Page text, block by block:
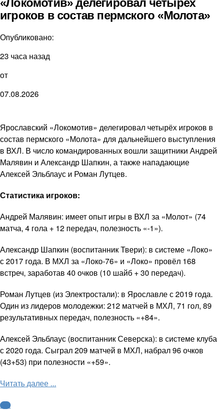
игроков в состав пермского «Молота»
Опубликовано:
23 часа назад
от
07.08.2026
Ярославский «Локомотив» делегировал четырёх игроков в
состав пермского «Молота» для дальнейшего выступления
в ВХЛ. В число командированных вошли защитники Андрей
Малявин и Александр Шапкин, а также нападающие
Алексей Эльблаус и Роман Лутцев.
Статистика игроков:
Андрей Малявин: имеет опыт игры в ВХЛ за «Молот» (74
матча, 4 гола + 12 передач, полезность «-1»).
Александр Шапкин (воспитанник Твери): в системе «Локо»
с 2017 года. В МХЛ за «Локо-76» и «Локо» провёл 168
встреч, заработав 40 очков (10 шайб + 30 передач).
Роман Лутцев (из Электростали): в Ярославле с 2019 года.
Один из лидеров молодежки: 212 матчей в МХЛ, 71 гол, 89
результативных передач, полезность «+84».
Алексей Эльблаус (воспитанник Северска): в системе клуба
с 2020 года. Сыграл 209 матчей в МХЛ, набрал 96 очков
(43+53) при полезности «+59».
Читать далее ...
КХЛ